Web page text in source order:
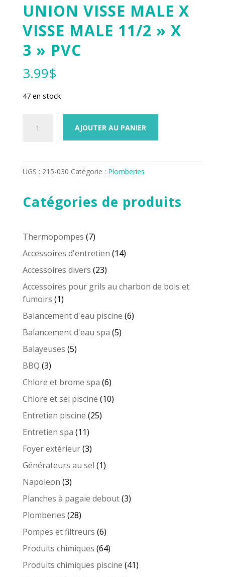
UNION VISSE MALE X
VISSE MALE 11/2 » X
3 » PVC
3.99$
47 en stock
MALE
VISSE
MALE
X
PVC
AJOUTER AU PANIER
UGS : 215-030 Catégorie : Plomberies
Catégories de produits
Thermopompes 77
produits
Accessoires d'entretien 1414
Accessoires divers 2323
produits
Accessoires pour grils au charbon de bois et
fumoirs 11
produit
Balancement d'eau piscine 66
Balancement d'eau spa 55
Balayeuses 55
BBQ 33
produits
Chlore et brome spa 66
produits
Chlore et sel piscine 1010
Entretien piscine 2525
Entretien spa 1111
produits
Foyer extérieur 33
produits
Générateurs au sel 11
Napoleon 33
produits
Planches à pagaie debout 33
Plomberies 2828
produits
Pompes et filtreurs 66
produits
Produits chimiques 6464
produits
Produits chimiques piscine 4141